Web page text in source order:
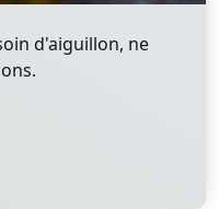
d'aiguillon, ne